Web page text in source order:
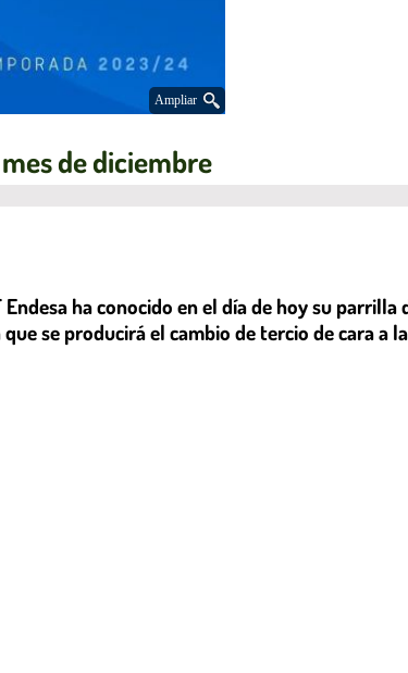
Ampliar
de diciembre
ha conocido en el día de hoy su parrilla
se producirá el cambio de tercio de cara a